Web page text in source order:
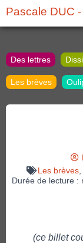
Pascale DUC
Des lettres
Les brèves
Les brèves,
Durée de lecture :
(ce billet